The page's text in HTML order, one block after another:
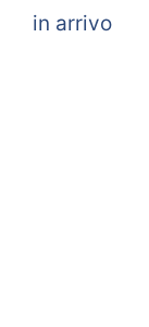
in arrivo